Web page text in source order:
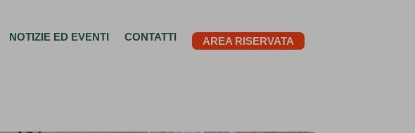
NOTIZIE ED EVENTI CONTATTI AREA RISERVATA